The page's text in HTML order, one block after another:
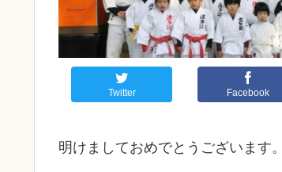
Twitter Facebook
明けましておめでとうございます